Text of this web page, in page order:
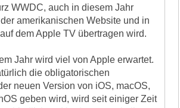
WWDC, auch in diesem Jahr
amerikanischen Website und in
dem Apple TV übertragen wird.
Jahr wird viel von Apple erwartet.
die obligatorischen
neuen Version von iOS, macOS,
geben wird, wird seit einiger Zeit